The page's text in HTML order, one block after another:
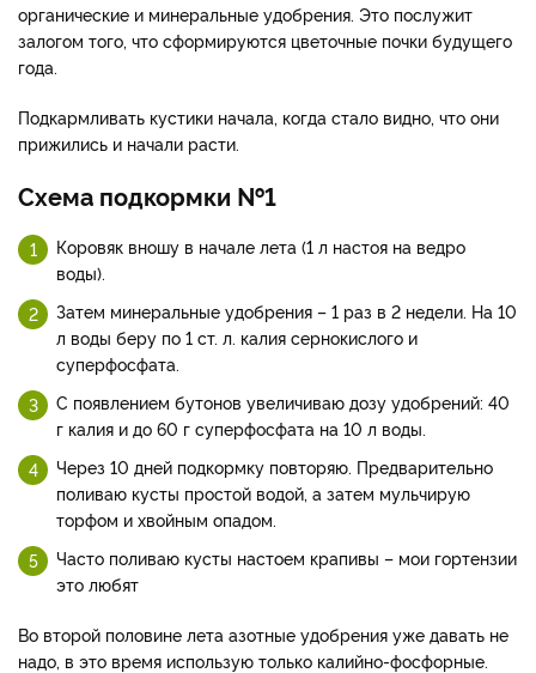
органические и минеральные удобрения. Это послужит
залогом того, что сформируются цветочные почки будущего
года.
Подкармливать кустики начала, когда стало видно, что они
прижились и начали расти.
Схема подкормки №1
Коровяк вношу в начале лета (1 л настоя на ведро
воды).
Затем минеральные удобрения – 1 раз в 2 недели. На 10
л воды беру по 1 ст. л. калия сернокислого и
суперфосфата.
С появлением бутонов увеличиваю дозу удобрений: 40
г калия и до 60 г суперфосфата на 10 л воды.
Через 10 дней подкормку повторяю. Предварительно
поливаю кусты простой водой, а затем мульчирую
торфом и хвойным опадом.
Часто поливаю кусты настоем крапивы – мои гортензии
это любят
Во второй половине лета азотные удобрения уже давать не
надо, в это время использую только калийно-фосфорные.